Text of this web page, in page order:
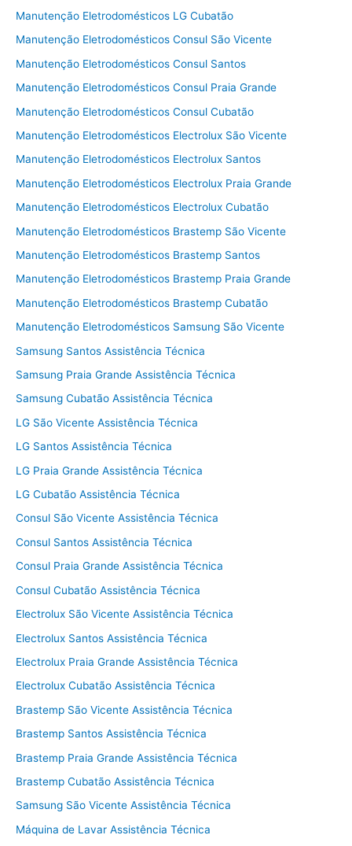
Manutenção Eletrodomésticos LG Cubatão
Manutenção Eletrodomésticos Consul São Vicente
Manutenção Eletrodomésticos Consul Santos
Manutenção Eletrodomésticos Consul Praia Grande
Manutenção Eletrodomésticos Consul Cubatão
Manutenção Eletrodomésticos Electrolux São Vicente
Manutenção Eletrodomésticos Electrolux Santos
Manutenção Eletrodomésticos Electrolux Praia Grande
Manutenção Eletrodomésticos Electrolux Cubatão
Manutenção Eletrodomésticos Brastemp São Vicente
Manutenção Eletrodomésticos Brastemp Santos
Manutenção Eletrodomésticos Brastemp Praia Grande
Manutenção Eletrodomésticos Brastemp Cubatão
Manutenção Eletrodomésticos Samsung São Vicente
Samsung Santos Assistência Técnica
Samsung Praia Grande Assistência Técnica
Samsung Cubatão Assistência Técnica
LG São Vicente Assistência Técnica
LG Santos Assistência Técnica
LG Praia Grande Assistência Técnica
LG Cubatão Assistência Técnica
Consul São Vicente Assistência Técnica
Consul Santos Assistência Técnica
Consul Praia Grande Assistência Técnica
Consul Cubatão Assistência Técnica
Electrolux São Vicente Assistência Técnica
Electrolux Santos Assistência Técnica
Electrolux Praia Grande Assistência Técnica
Electrolux Cubatão Assistência Técnica
Brastemp São Vicente Assistência Técnica
Brastemp Santos Assistência Técnica
Brastemp Praia Grande Assistência Técnica
Brastemp Cubatão Assistência Técnica
Samsung São Vicente Assistência Técnica
Máquina de Lavar Assistência Técnica